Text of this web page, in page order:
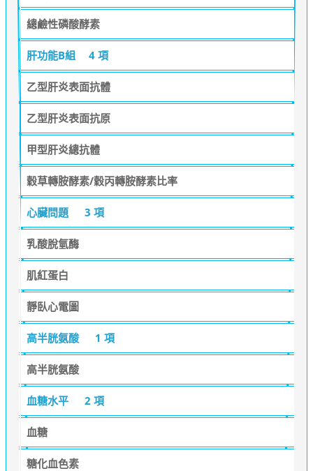
總鹼性磷酸酵素
肝功能B組 4 項
乙型肝炎表面抗體
乙型肝炎表面抗原
甲型肝炎總抗體
穀草轉胺酵素/穀丙轉胺酵素比率
心臟問題 3 項
乳酸脫氫酶
肌紅蛋白
靜臥心電圖
高半胱氨酸 1 項
高半胱氨酸
血糖水平 2 項
血糖
糖化血色素